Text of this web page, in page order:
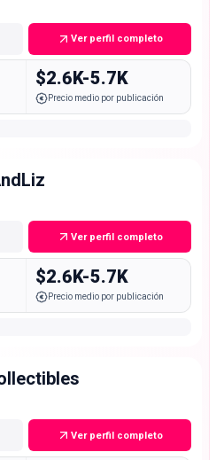
Ver perfil completo
$2.6K-5.7K
Precio medio por publicación
Ver perfil completo
$2.6K-5.7K
Precio medio por publicación
Ver perfil completo